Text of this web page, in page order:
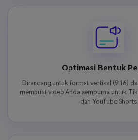
Optimasi Bentuk
Dirancang untuk format vertikal (9:16)
membuat video Anda sempurna untuk
dan YouTube Shorts.